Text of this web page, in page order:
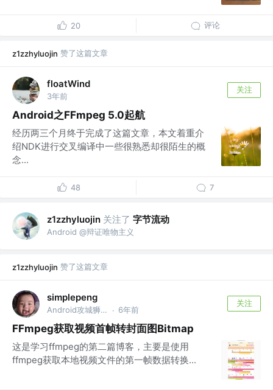
20 评论
z1zzhyluojin 赞了这篇文章
floatWind
3年前
关注
Android之FFmpeg 5.0起航
经历两三个月终于完成了这篇文章，本文着重介
绍NDK进行交叉编译中一些很熟悉却很陌生的概
念...
48 7
z1zzhyluojin 关注了 字节流动
Android @辩证唯物主义
z1zzhyluojin 赞了这篇文章
simplepeng
Android攻城狮 @WhyNotCompose · 6年前
关注
FFmpeg获取视频首帧转封面图Bitmap
这是学习ffmpeg的第二篇博客，主要是使用
ffmpeg获取本地视频文件的第一帧数据转换...